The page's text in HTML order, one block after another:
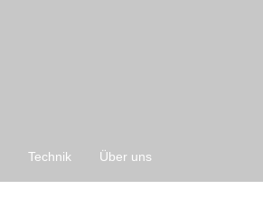
Technik Über uns